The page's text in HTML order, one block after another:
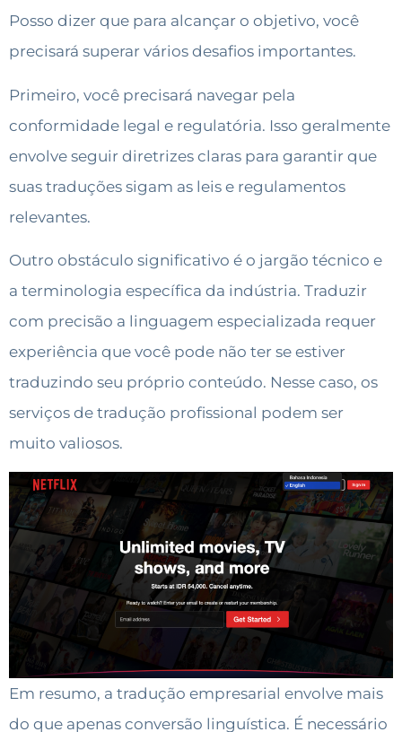
Posso dizer que para alcançar o objetivo, você
precisará superar vários desafios importantes.
Primeiro, você precisará navegar pela
conformidade legal e regulatória. Isso geralmente
envolve seguir diretrizes claras para garantir que
suas traduções sigam as leis e regulamentos
relevantes.
Outro obstáculo significativo é o jargão técnico e
a terminologia específica da indústria. Traduzir
com precisão a linguagem especializada requer
experiência que você pode não ter se estiver
traduzindo seu próprio conteúdo. Nesse caso, os
serviços de tradução profissional podem ser
muito valiosos.
Em resumo, a tradução empresarial envolve mais
do que apenas conversão linguística. É necessário